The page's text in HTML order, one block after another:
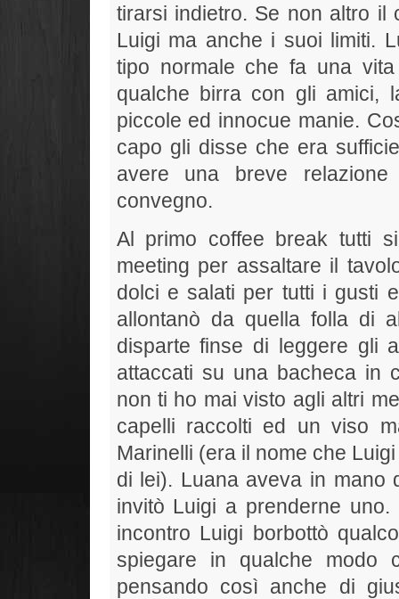
tirarsi indietro. Se non altro il
Luigi ma anche i suoi limiti.
tipo normale che fa una
qualche birra con gli amici,
piccole ed innocue manie.
capo gli disse che era
avere una breve
convegno.
Al primo coffee break tutti
meeting per assaltare il
dolci e salati per tutti i gusti
allontanò da quella folla di
disparte finse di leggere gli
attaccati su una bacheca in
non ti ho mai visto agli altri
capelli raccolti ed un viso
Marinelli (era il nome che
di lei). Luana aveva in mano
invitò Luigi a prenderne uno.
incontro Luigi borbottò
spiegare in qualche
pensando così anche di